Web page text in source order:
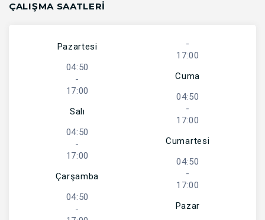
ÇALIŞMA SAATLERI
Pazartesi
04:50
-
17:00
Salı
04:50
-
17:00
Çarşamba
04:50
-
-
17:00
Cuma
04:50
-
17:00
Cumartesi
04:50
-
17:00
Pazar